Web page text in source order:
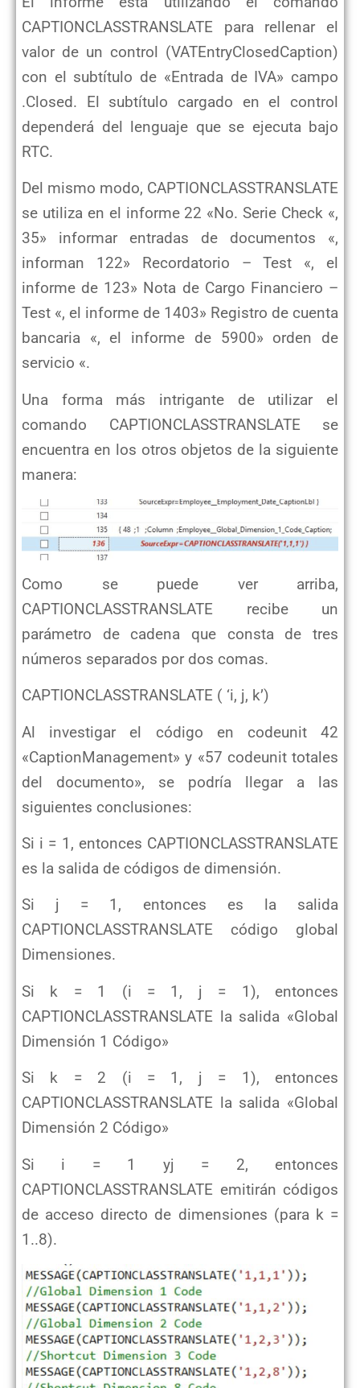
CAPTIONCLASSTRANSLATE para rellenar el
valor de un control (VATEntryClosedCaption)
con el subtítulo de «Entrada de IVA» campo
.Closed. El subtítulo cargado en el control
dependerá del lenguaje que se ejecuta bajo
RTC.
Del mismo modo, CAPTIONCLASSTRANSLATE
se utiliza en el informe 22 «No. Serie Check «,
35» informar entradas de documentos «,
informan 122» Recordatorio – Test «, el
informe de 123» Nota de Cargo Financiero –
Test «, el informe de 1403» Registro de cuenta
bancaria «, el informe de 5900» orden de
servicio «.
Una forma más intrigante de utilizar el
comando CAPTIONCLASSTRANSLATE se
encuentra en los otros objetos de la siguiente
manera:
Como se puede ver arriba,
CAPTIONCLASSTRANSLATE recibe un
parámetro de cadena que consta de tres
números separados por dos comas.
CAPTIONCLASSTRANSLATE ( ‘i, j, k’)
Al investigar el código en codeunit 42
«CaptionManagement» y «57 codeunit totales
del documento», se podría llegar a las
siguientes conclusiones:
Si i = 1, entonces CAPTIONCLASSTRANSLATE
es la salida de códigos de dimensión.
Si j = 1, entonces es la salida
CAPTIONCLASSTRANSLATE código global
Dimensiones.
Si k = 1 (i = 1, j = 1), entonces
CAPTIONCLASSTRANSLATE la salida «Global
Dimensión 1 Código»
Si k = 2 (i = 1, j = 1), entonces
CAPTIONCLASSTRANSLATE la salida «Global
Dimensión 2 Código»
Si i = 1 yj = 2, entonces
CAPTIONCLASSTRANSLATE emitirán códigos
de acceso directo de dimensiones (para k =
1..8).